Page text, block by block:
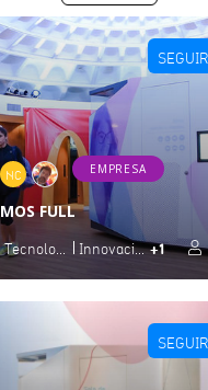
SEGUIR
NC EMPRESA
MOS FULL
Innovación +1
SEGUIR